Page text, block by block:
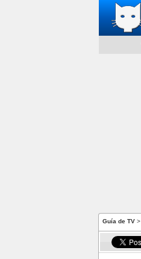
Guía de TV >